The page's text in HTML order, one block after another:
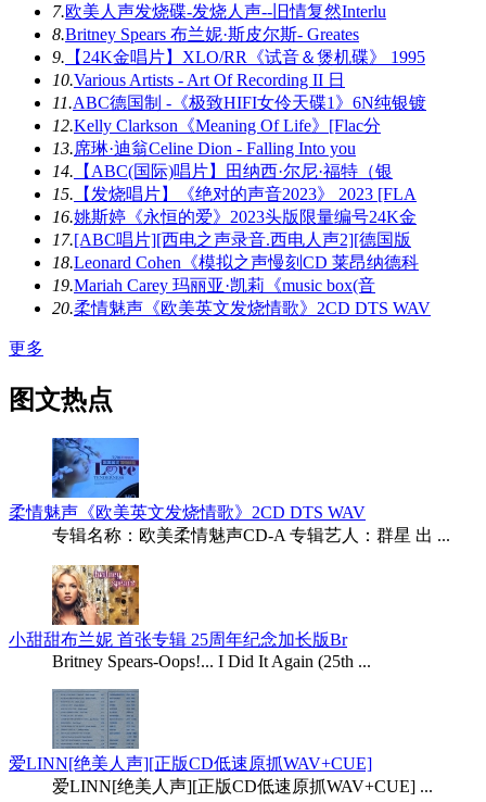
7.欧美人声发烧碟-发烧人声--旧情复然Interlu
8.Britney Spears 布兰妮·斯皮尔斯- Greates
9. 【24K金唱片】XLO/RR《试音＆煲机碟》 1995
10.Various Artists - Art Of Recording II 日
11.ABC德国制 -《极致HIFI女伶天碟1》6N纯银镀
12.Kelly Clarkson《Meaning Of Life》[Flac分
13.席琳·迪翁Celine Dion - Falling Into you
14. 【ABC(国际)唱片】田纳西·尔尼·福特（银
15. 【发烧唱片】《绝对的声音2023》 2023 [FLA
16.姚斯婷《永恒的爱》2023头版限量编号24K金
17.[ABC唱片][西电之声录音.西电人声2][德国版
18.Leonard Cohen《模拟之声慢刻CD 莱昂纳德科
19.Mariah Carey 玛丽亚·凯莉《music box(音
20.柔情魅声《欧美英文发烧情歌》2CD DTS WAV
更多
图文热点
柔情魅声《欧美英文发烧情歌》2CD DTS WAV
专辑名称：欧美柔情魅声CD-A 专辑艺人：群星 出 ...
小甜甜布兰妮 首张专辑 25周年纪念加长版Br
Britney Spears-Oops!... I Did It Again (25th ...
爱LINN[绝美人声][正版CD低速原抓WAV+CUE]
爱LINN[绝美人声][正版CD低速原抓WAV+CUE] ...